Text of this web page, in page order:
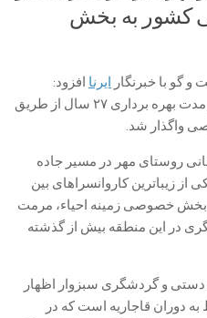
کشور به بخش
گو با خبرنگار ایرنا افزود:
کاروانسرای مهر با مرمت ۳۰ ماه و مدت بهره برداری ۲۷ سال از طریق
واگذار شد.
روستای مهر در مسیر جاده
از زیباترین کاروانسراهای بین
بخش خصوصی زمینه احیاء، مرمت
در این منطقه بیش از گذشته
دستی و گردشگری سبزوار اظهار
دوران قاجاریه است که در